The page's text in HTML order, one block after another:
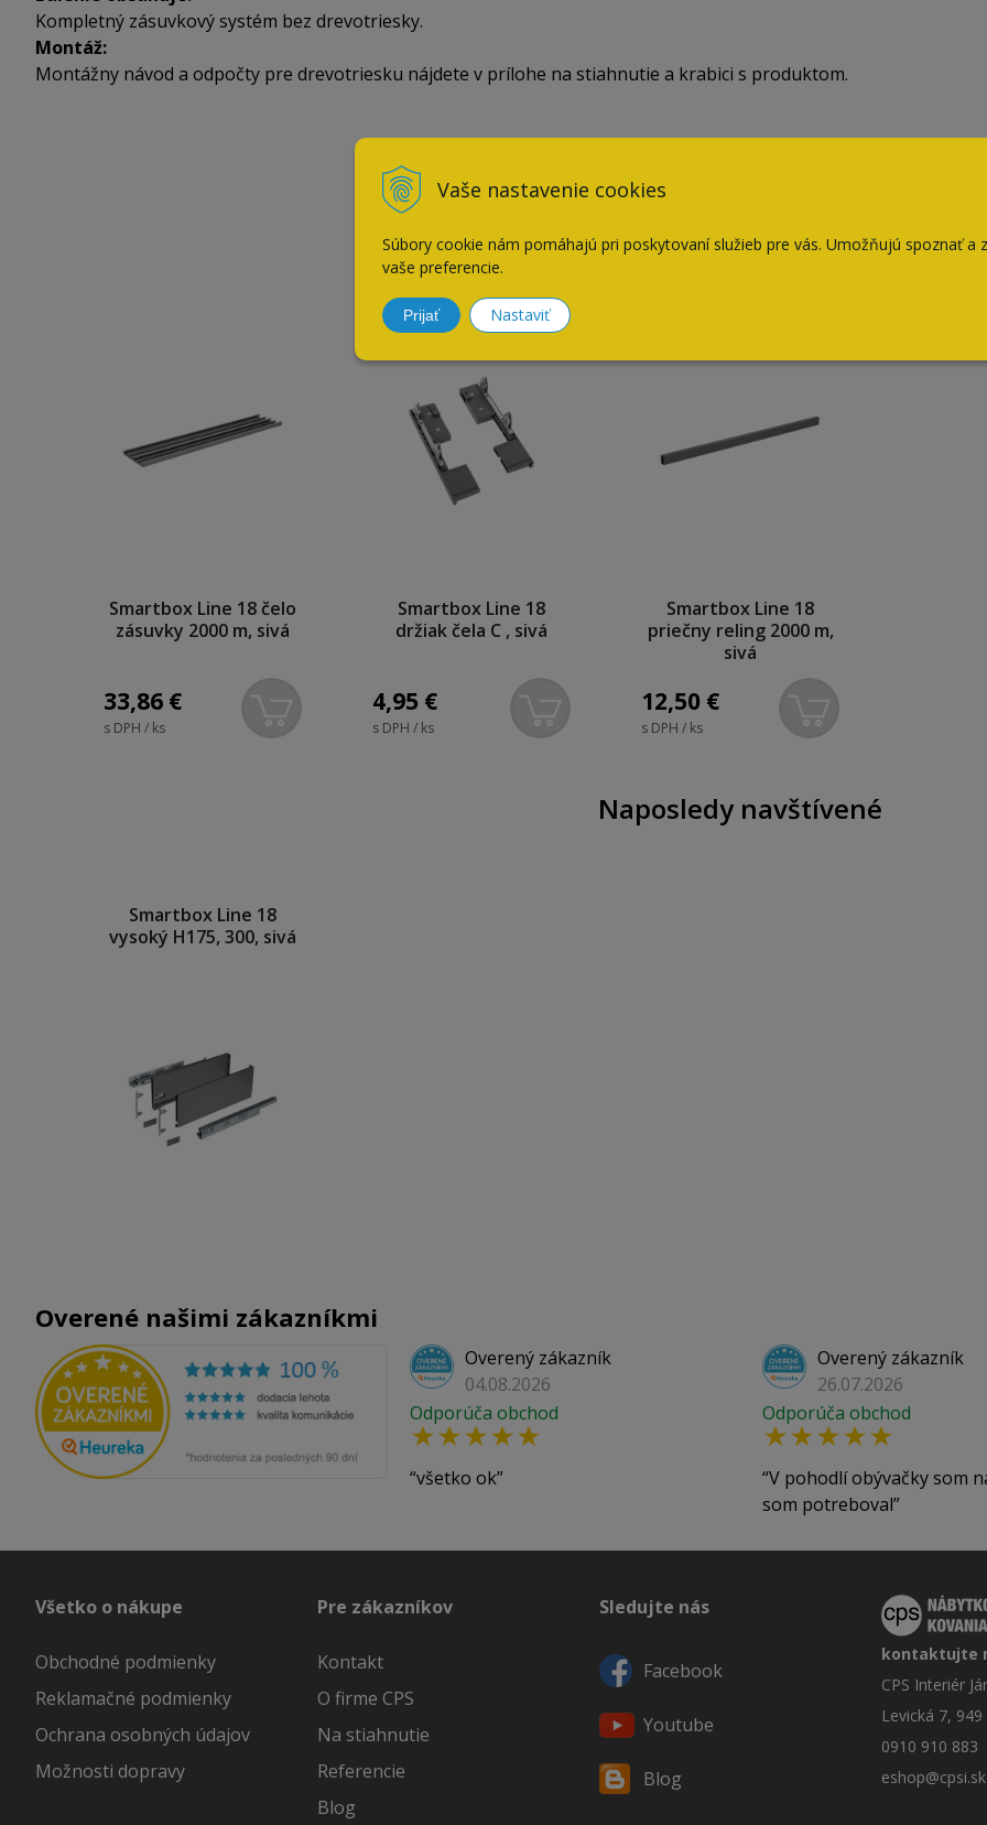
Vaše nastavenie cookies
Súbory cookie nám pomáhajú pri poskytovaní služieb pre vás. Umožňujú spoznať a
vaše preferencie.
Prijať Nastaviť
Kompletný zásuvkový systém bez drevotriesky.
Montáž:
Montážny návod a odpočty pre drevotriesku nájdete v prílohe na stiahnutie a krabici s produktom.
Súvisiace produkty
Smartbox Line 18 čelo
zásuvky 2000 m, sivá
33,86 €
s DPH / ks
Smartbox Line 18
držiak čela C , sivá
4,95 €
s DPH / ks
Smartbox Line 18
priečny reling 2000 m,
sivá
12,50 €
s DPH / ks
Naposledy navštívené
Smartbox Line 18
vysoký H175, 300, sivá
Overené našimi zákazníkmi
Overený zákazník
04.08.2026
Odporúča obchod
všetko ok
Overený zákazník
26.07.2026
Odporúča obchod
V pohodlí obývačky som
som potreboval
Všetko o nákupe
Obchodné podmienky
Reklamačné podmienky
Ochrana osobných údajov
Možnosti dopravy
Pre zákazníkov
Kontakt
O firme CPS
Na stiahnutie
Referencie
Blog
Sledujte nás
Facebook
Youtube
Blog
kontaktujte
CPS Interiér
Levická 7,
0910 910 883
eshop@cpsi.sk